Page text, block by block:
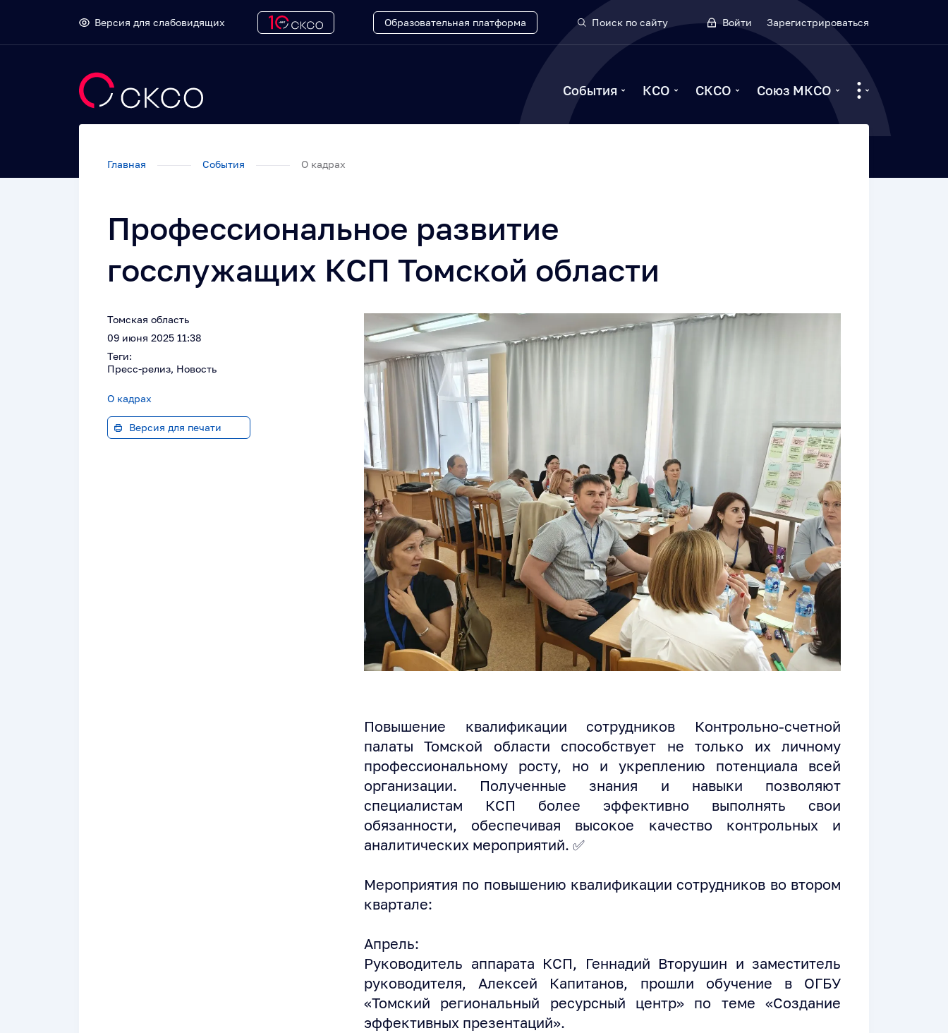
Версия для слабовидящих Образовательная платформа Поиск по сайту Войти Зарегистрироваться
События КСО СКСО Союз МКСО
Главная События О кадрах
Профессиональное развитие
госслужащих КСП Томской области
Томская область
09 июня 2025 11:38
Теги:
Пресс-релиз, Новость
О кадрах
Версия для печати
Повышение квалификации сотрудников Контрольно-счетной
палаты Томской области способствует не только их личному
профессиональному росту, но и укреплению потенциала всей
организации. Полученные знания и навыки позволяют
специалистам КСП более эффективно выполнять свои
обязанности, обеспечивая высокое качество контрольных и
аналитических мероприятий. ✅
Мероприятия по повышению квалификации сотрудников во втором
квартале:
Апрель:
Руководитель аппарата КСП, Геннадий Вторушин и заместитель
руководителя, Алексей Капитанов, прошли обучение в ОГБУ
«Томский региональный ресурсный центр» по теме «Создание
эффективных презентаций».